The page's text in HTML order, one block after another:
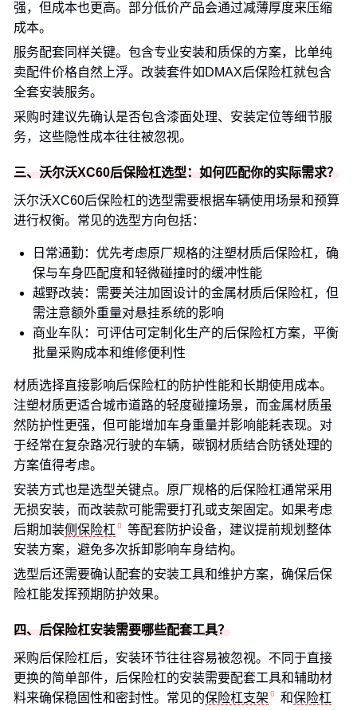
强，但成本也更高。部分低价产品会通过减薄厚度来压缩
成本。
服务配套同样关键。包含专业安装和质保的方案，比单纯
卖配件价格自然上浮。改装套件如DMAX后保险杠就包含
全套安装服务。
采购时建议先确认是否包含漆面处理、安装定位等细节服
务，这些隐性成本往往被忽视。
三、沃尔沃XC60后保险杠选型：如何匹配你的实际需求？
沃尔沃XC60后保险杠的选型需要根据车辆使用场景和预算
进行权衡。常见的选型方向包括：
日常通勤：优先考虑原厂规格的注塑材质后保险杠，确
保与车身匹配度和轻微碰撞时的缓冲性能
越野改装：需要关注加固设计的金属材质后保险杠，但
需注意额外重量对悬挂系统的影响
商业车队：可评估可定制化生产的后保险杠方案，平衡
批量采购成本和维修便利性
材质选择直接影响后保险杠的防护性能和长期使用成本。
注塑材质更适合城市道路的轻度碰撞场景，而金属材质虽
然防护性更强，但可能增加车身重量并影响能耗表现。对
于经常在复杂路况行驶的车辆，碳钢材质结合防锈处理的
方案值得考虑。
安装方式也是选型关键点。原厂规格的后保险杠通常采用
无损安装，而改装款可能需要打孔或支架固定。如果考虑
后期加装侧保险杠
等配套防护设备，建议提前规划整体
安装方案，避免多次拆卸影响车身结构。
选型后还需要确认配套的安装工具和维护方案，确保后保
险杠能发挥预期防护效果。
四、后保险杠安装需要哪些配套工具？
采购后保险杠后，安装环节往往容易被忽视。不同于直接
更换的简单部件，后保险杠的安装需要配套工具和辅助材
料来确保稳固性和密封性。常见的保险杠支架 和保险杠